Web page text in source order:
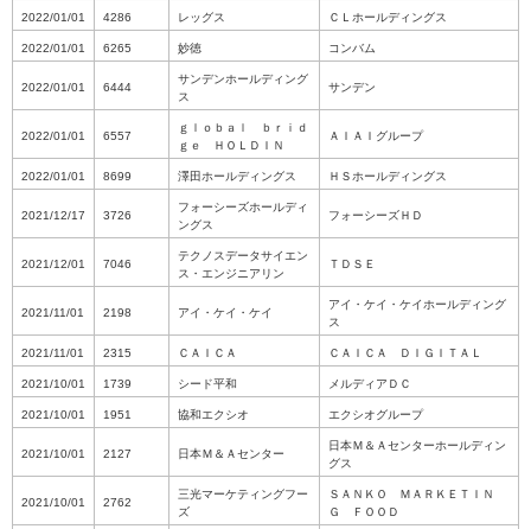
2022/01/01 4286 レッグス ＣＬホールディングス
2022/01/01 6265 妙徳 コンバム
2022/01/01 6444
サンデンホールディング
ス
サンデン
2022/01/01 6557
ｇｌｏｂａｌ ｂｒｉｄ
ｇｅ ＨＯＬＤＩＮ
ＡＩＡＩグループ
2022/01/01 8699 澤田ホールディングス ＨＳホールディングス
2021/12/17 3726
フォーシーズホールディ
ングス
フォーシーズＨＤ
2021/12/01 7046
テクノスデータサイエン
ス・エンジニアリン
ＴＤＳＥ
2021/11/01 2198 アイ・ケイ・ケイ
アイ・ケイ・ケイホールディング
ス
2021/11/01 2315 ＣＡＩＣＡ ＣＡＩＣＡ ＤＩＧＩＴＡＬ
2021/10/01 1739 シード平和 メルディアＤＣ
2021/10/01 1951 協和エクシオ エクシオグループ
2021/10/01 2127 日本Ｍ＆Ａセンター
日本Ｍ＆Ａセンターホールディン
グス
2021/10/01 2762
三光マーケティングフー
ズ
ＳＡＮＫＯ ＭＡＲＫＥＴＩＮ
Ｇ ＦＯＯＤ